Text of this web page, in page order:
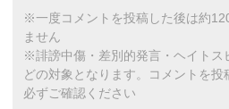
※一度コメントを投稿した後は約
ません
※誹謗中傷・差別的発言・ヘイトス
どの対象となります。コメントを投
必ずご確認ください